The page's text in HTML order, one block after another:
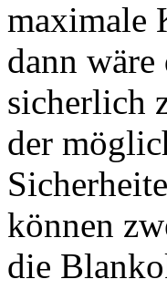
maximale
dann
sicherlich
der
können
die